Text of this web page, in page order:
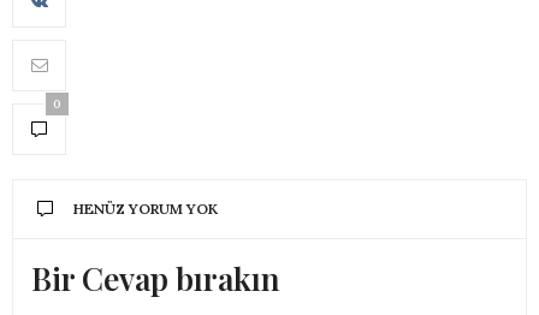
0
HENÜZ YORUM YOK
Bir Cevap bırakın